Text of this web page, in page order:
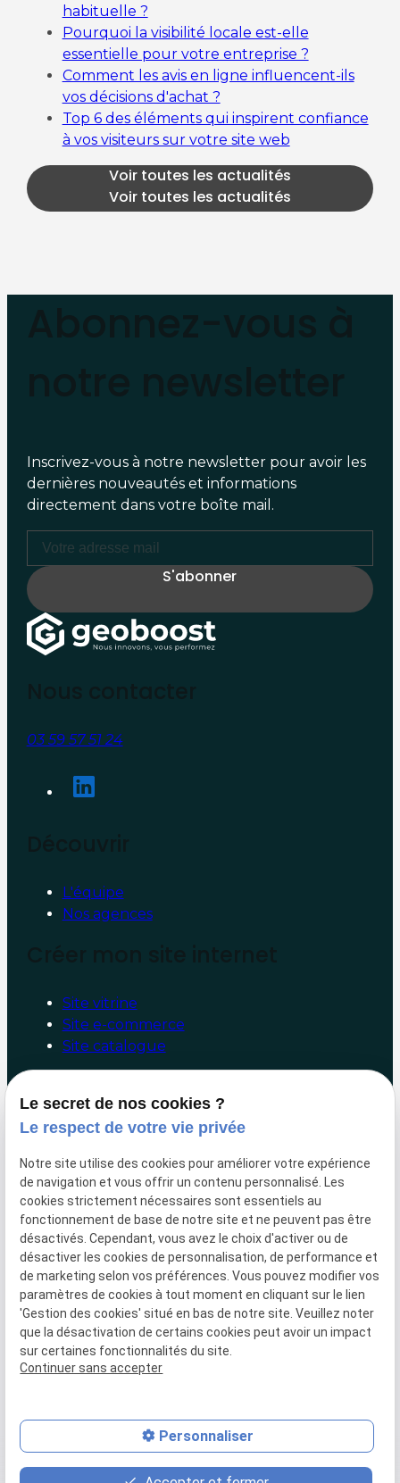
habituelle ?
Pourquoi la visibilité locale est-elle
essentielle pour votre entreprise ?
Comment les avis en ligne influencent-ils
vos décisions d'achat ?
Top 6 des éléments qui inspirent confiance
à vos visiteurs sur votre site web
Voir toutes les actualités
Voir toutes les actualités
Inscrivez-vous à notre newsletter pour avoir les
dernières nouveautés et informations
directement dans votre boîte mail.
03 59 57 51 24
L'équipe
Nos agences
Site vitrine
Site e-commerce
Site catalogue
Audit/Conseil
Facebook/Google Ads
Référencement naturel
Marketing digital
Liens utiles
Hotline
Paiement en ligne
Mentions légales
Politique de confidentialité
Gestion des cookies
place contact_page phone
Le secret de nos cookies ?
Le respect de votre vie privée
Notre site utilise des cookies pour améliorer votre expérience
de navigation et vous offrir un contenu personnalisé. Les
cookies strictement nécessaires sont essentiels au
fonctionnement de base de notre site et ne peuvent pas être
désactivés. Cependant, vous avez le choix d'activer ou de
désactiver les cookies de personnalisation, de performance et
de marketing selon vos préférences. Vous pouvez modifier vos
paramètres de cookies à tout moment en cliquant sur le lien
'Gestion des cookies' situé en bas de notre site. Veuillez noter
que la désactivation de certains cookies peut avoir un impact
sur certaines fonctionnalités du site.
Continuer sans accepter
Personnaliser